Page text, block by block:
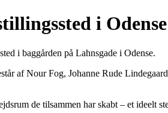
i Odense
i baggården på Lahnsgade i Odense.
af Nour Fog, Johanne Rude
de tilsammen har skabt – et ideelt